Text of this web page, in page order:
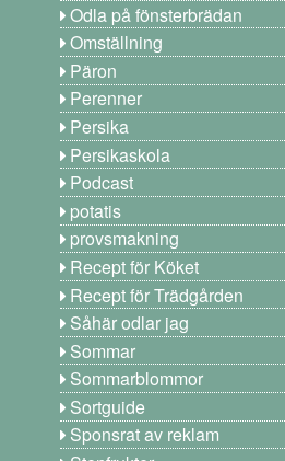
Odla på fönsterbrädan
Omställning
Päron
Perenner
Persika
Persikaskola
Podcast
potatis
provsmakning
Recept för Köket
Recept för Trädgården
Såhär odlar jag
Sommar
Sommarblommor
Sortguide
Sponsrat av reklam